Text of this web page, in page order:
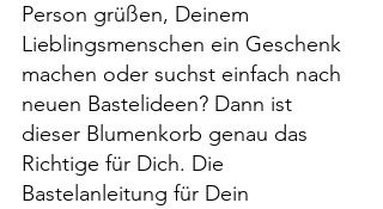
Person grüßen, Deinem
Lieblingsmenschen ein Geschenk
machen oder suchst einfach nach
neuen Bastelideen? Dann ist
dieser Blumenkorb genau das
Richtige für Dich. Die
Bastelanleitung für Dein